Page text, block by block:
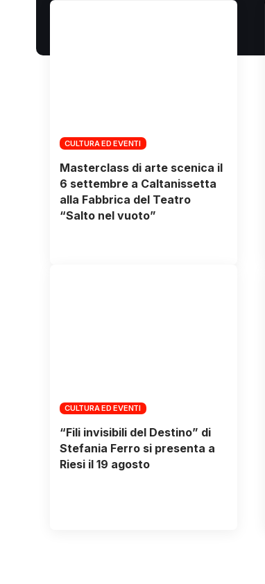
CULTURA ED EVENTI
Masterclass di arte scenica il
6 settembre a Caltanissetta
alla Fabbrica del Teatro
“Salto nel vuoto”
CULTURA ED EVENTI
“Fili invisibili del Destino” di
Stefania Ferro si presenta a
Riesi il 19 agosto